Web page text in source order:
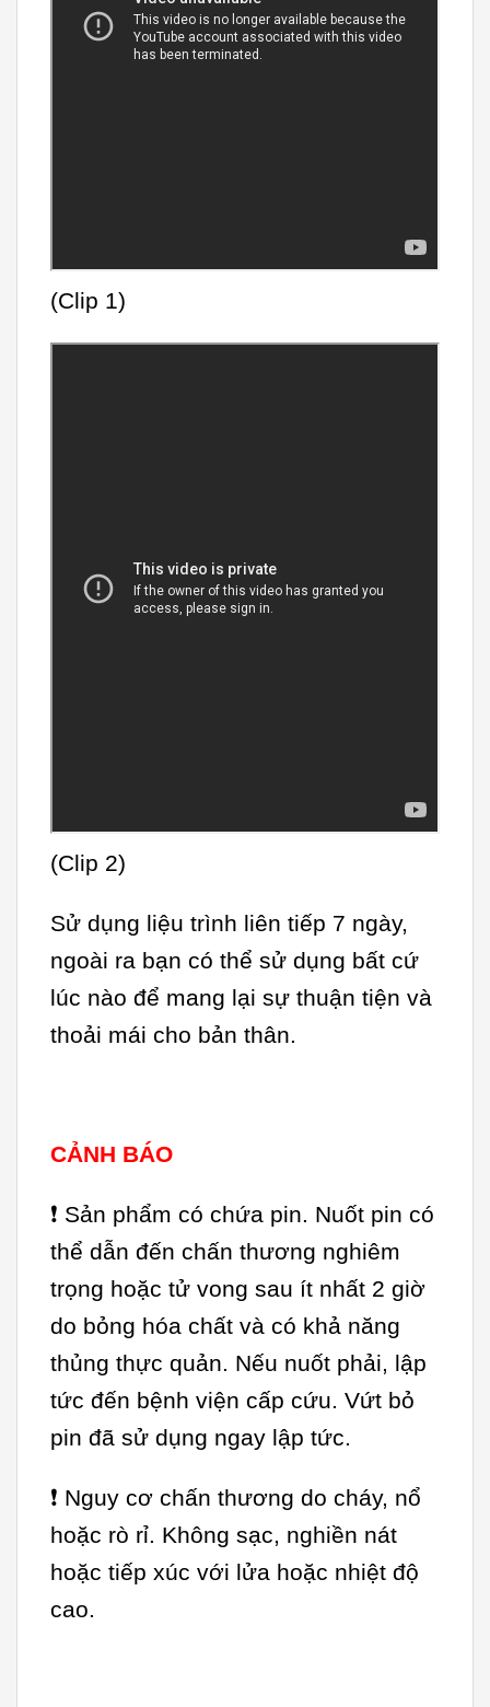
(Clip 1)
(Clip 2)
Sử dụng liệu trình liên tiếp 7 ngày,
ngoài ra bạn có thể sử dụng bất cứ
lúc nào để mang lại sự thuận tiện và
thoải mái cho bản thân.
CẢNH BÁO
❗ Sản phẩm có chứa pin. Nuốt pin có
thể dẫn đến chấn thương nghiêm
trọng hoặc tử vong sau ít nhất 2 giờ
do bỏng hóa chất và có khả năng
thủng thực quản. Nếu nuốt phải, lập
tức đến bệnh viện cấp cứu. Vứt bỏ
pin đã sử dụng ngay lập tức.
❗ Nguy cơ chấn thương do cháy, nổ
hoặc rò rỉ. Không sạc, nghiền nát
hoặc tiếp xúc với lửa hoặc nhiệt độ
cao.